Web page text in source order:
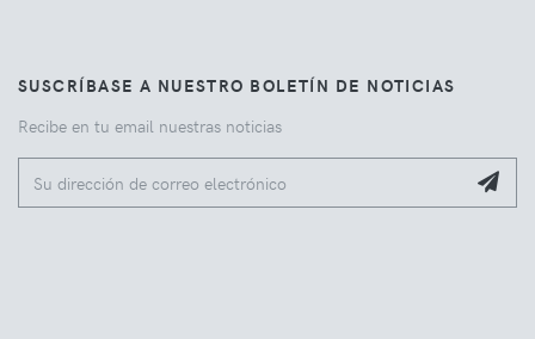
SUSCRÍBASE A NUESTRO BOLETÍN DE NOTICIAS
Recibe en tu email nuestras noticias